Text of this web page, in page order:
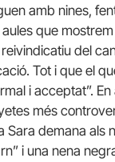
amb nines,
que
del
Tot i que el
i acceptat”. En
més
Sara demana als
i una nena